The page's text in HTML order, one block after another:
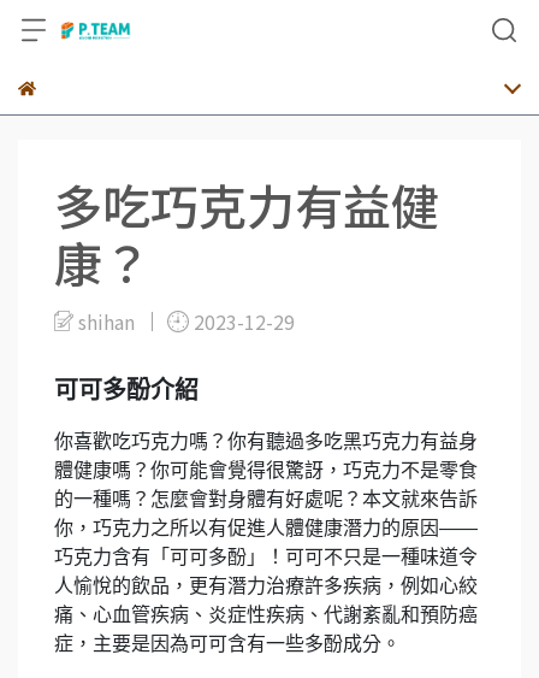
多吃巧克力有益健
康？
shihan 2023-12-29
可可多酚介紹
你喜歡吃巧克力嗎？你有聽過多吃黑巧克力有益身
體健康嗎？你可能會覺得很驚訝，巧克力不是零食
的一種嗎？怎麼會對身體有好處呢？本文就來告訴
你，巧克力之所以有促進人體健康潛力的原因——
巧克力含有「可可多酚」！可可不只是一種味道令
人愉悅的飲品，更有潛力治療許多疾病，例如心絞
痛、心血管疾病、炎症性疾病、代謝紊亂和預防癌
症，主要是因為可可含有一些多酚成分。